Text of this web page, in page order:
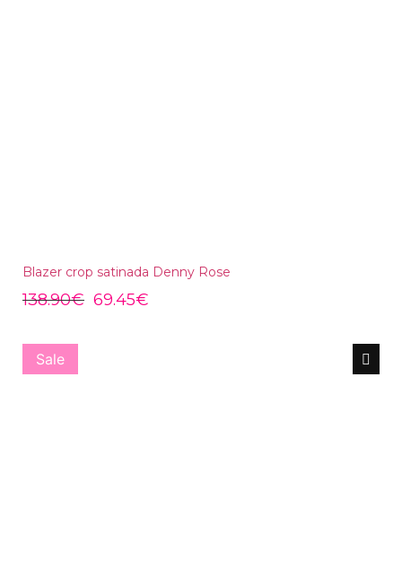
Blazer crop satinada Denny Rose
138.90€ 69.45€
Sale